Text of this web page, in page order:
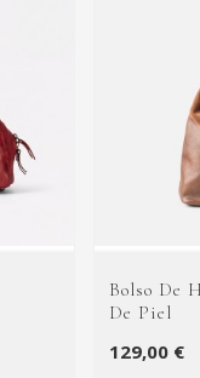
Bolso De
De Piel
129,00 €